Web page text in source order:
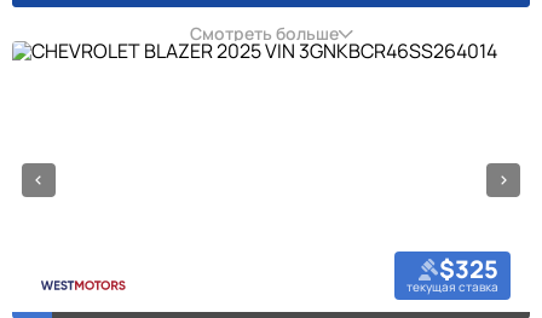
Смотреть больше
$325
текущая ставка